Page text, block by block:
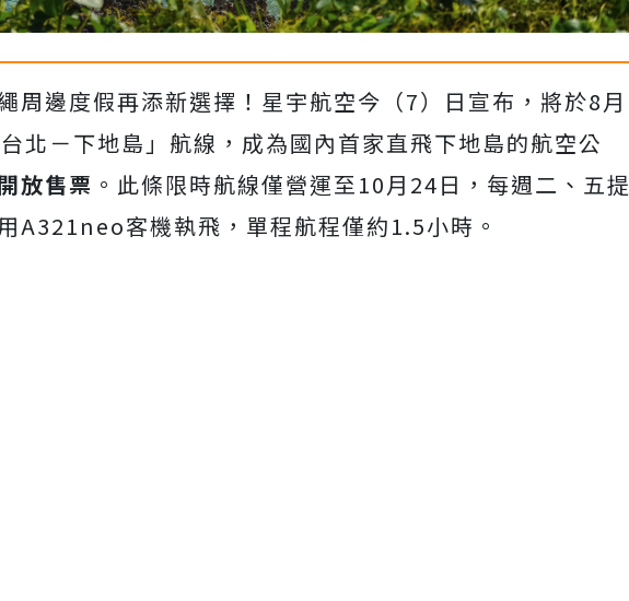
周邊度假再添新選擇！星宇航空今（7）日宣布，將於8月
北－下地島」航線，成為國內首家直飛下地島的航空公
放售票 。此條限時航線僅營運至10月24日，每週二、五提
A321neo客機執飛，單程航程僅約1.5小時。